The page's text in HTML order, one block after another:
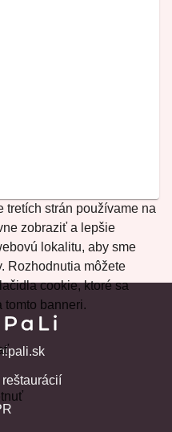
tretích strán používame na
zobraziť a lepšie
lokalitu, aby sme
Rozhodnutia môžete
cookie, ktoré sa
tomto banneri.